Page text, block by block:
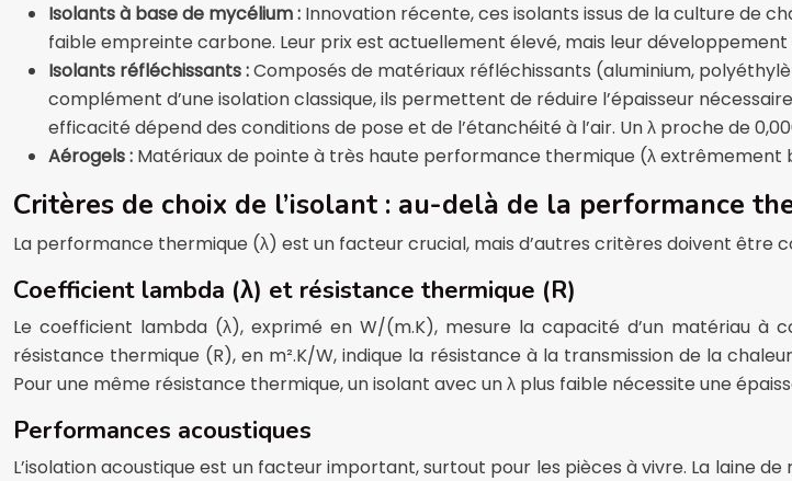
Isolants à base de mycélium : Innovation récente, ces isolants issus de la culture de
faible empreinte carbone. Leur prix est actuellement élevé, mais leur
Isolants réfléchissants :Composés de matériaux réfléchissants (aluminium,
complément d’une isolation classique, ils permettent de réduire l’épaisseur
efficacité dépend des conditions de pose et de l’étanchéité à l’air. Un λ proche de
Aérogels : Matériaux de pointe à très haute performance thermique (λ extrêmement
Critères de choix de l’isolant : au-delà de la performance
La performance thermique (λ) est un facteur crucial, mais d’autres critères doivent être
Coefficient lambda (λ) et résistance thermique (R)
Le coefficient lambda (λ), exprimé en W/(m.K), mesure la capacité d’un matériau à
résistance thermique (R), en m².K/W, indique la résistance à la transmission de la
Pour une même résistance thermique, un isolant avec un λ plus faible nécessite une
Performances acoustiques
L’isolation acoustique est un facteur important, surtout pour les pièces à vivre. La laine